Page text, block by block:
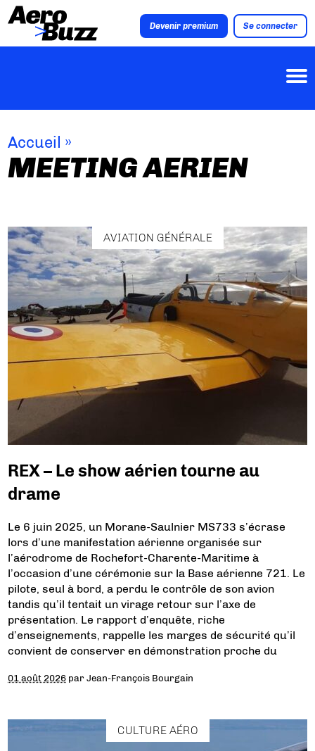
Devenir premium Se connecter
Accueil »
MEETING AERIEN
AVIATION GÉNÉRALE
REX – Le show aérien tourne au
drame
Le 6 juin 2025, un Morane-Saulnier MS733 s’écrase
lors d’une manifestation aérienne organisée sur
l’aérodrome de Rochefort-Charente-Maritime à
l’occasion d’une cérémonie sur la Base aérienne 721. Le
pilote, seul à bord, a perdu le contrôle de son avion
tandis qu’il tentait un virage retour sur l’axe de
présentation. Le rapport d’enquête, riche
d’enseignements, rappelle les marges de sécurité qu’il
convient de conserver en démonstration proche du
01 août 2026 parJean-François Bourgain
CULTURE AÉRO